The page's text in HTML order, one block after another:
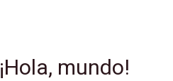
¡Hola, mundo!